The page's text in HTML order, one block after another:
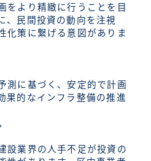
をより精緻に行うことを目
、民間投資の動向を注視
化策に繋げる意図がありま
測に基づく、安定的で計画
果的なインフラ整備の推進
設業界の人手不足が投資の